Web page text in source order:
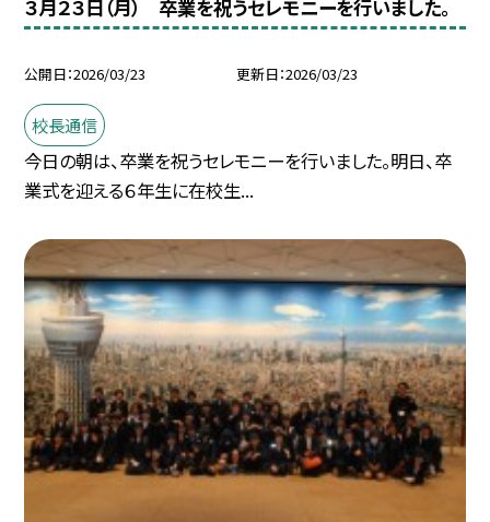
３月２３日（月） 卒業を祝うセレモニーを行いました。
公開日 2026/03/23 更新日 2026/03/23
校長通信
今日の朝は、卒業を祝うセレモニーを行いました。明日、卒
業式を迎える６年生に在校生...